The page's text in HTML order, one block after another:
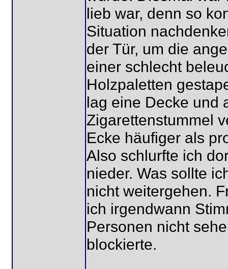
lieb war, denn so
Situation
der Tür, um die
einer schlecht
Holzpaletten
lag eine Decke und
Zigarettenstummel
Ecke häufiger als
Also schlurfte ich
nieder. Was sollte
nicht weitergehen.
ich irgendwann
Personen nicht
blockierte.